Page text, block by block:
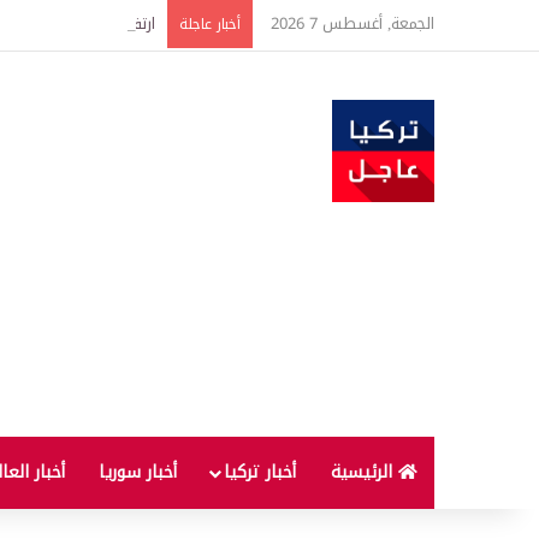
الجمعة, أغسطس 7 2026 أخبار عاجلة ارتفاع أسعار الغذاء
الرئيسية أخبار تركيا أخبار سوريا أخبار